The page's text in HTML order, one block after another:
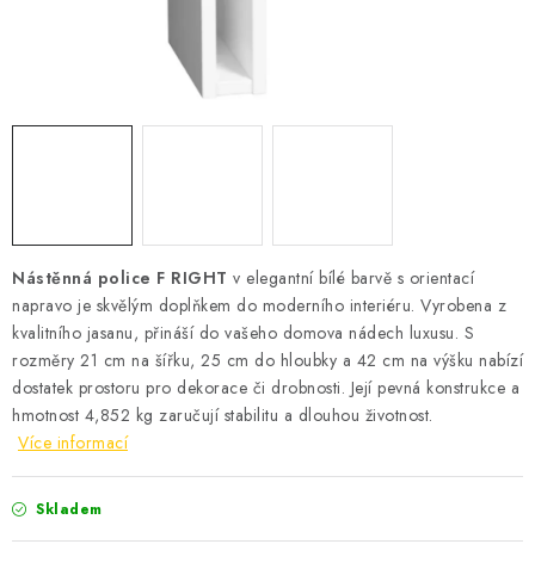
Nástěnná police F RIGHT v elegantní bílé barvě s orientací
napravo je skvělým doplňkem do moderního interiéru. Vyrobena z
kvalitního jasanu, přináší do vašeho domova nádech luxusu. S
rozměry 21 cm na šířku, 25 cm do hloubky a 42 cm na výšku nabízí
dostatek prostoru pro dekorace či drobnosti. Její pevná konstrukce a
hmotnost 4,852 kg zaručují stabilitu a dlouhou životnost.
Více informací
Skladem